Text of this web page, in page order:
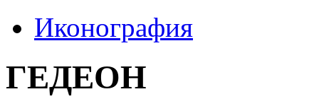
Иконография
ГЕДЕОН